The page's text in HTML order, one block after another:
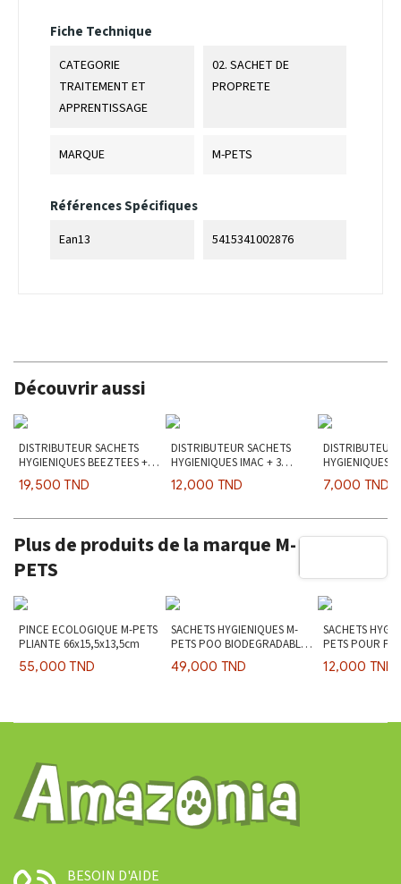
Fiche Technique
CATEGORIE
TRAITEMENT ET
APPRENTISSAGE
02. SACHET DE
PROPRETE
MARQUE M-PETS
Références Spécifiques
Ean13 5415341002876
Découvrir aussi
DISTRIBUTEUR SACHETS
HYGIENIQUES BEEZTEES + 2
ROULEAUX 20p
19,500 TND
DISTRIBUTEUR SACHETS
HYGIENIQUES IMAC + 3
ROULEAUX
12,000 TND
DISTRIBUTEUR
HYGIENIQUES
ROULEAU
7,000 TND
Plus de produits de la marque M-
PETS
PINCE ECOLOGIQUE M-PETS
PLIANTE 66x15,5x13,5cm
55,000 TND
SACHETS HYGIENIQUES M-
PETS POO BIODEGRADABLES
120pcs
49,000 TND
SACHETS
PETS POUR
ECOLOGIQUE
12,000 TND
BESOIN D'AIDE